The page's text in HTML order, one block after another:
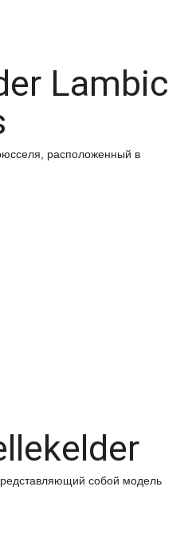
Lambic
расположенный в
собой модель